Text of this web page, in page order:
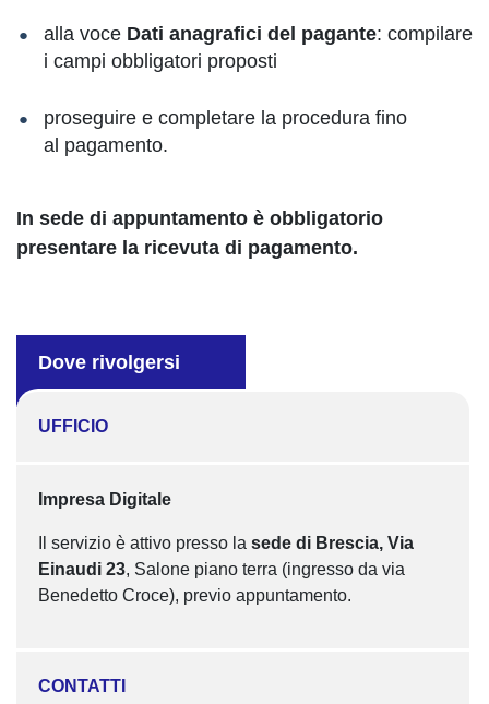
alla voce Dati anagrafici del pagante: compilare
i campi obbligatori proposti
proseguire e completare la procedura fino
al pagamento.
In sede di appuntamento è obbligatorio
presentare la ricevuta di pagamento.
Dove rivolgersi
UFFICIO
Impresa Digitale
Il servizio è attivo presso la sede di Brescia, Via
Einaudi 23, Salone piano terra (ingresso da via
Benedetto Croce), previo appuntamento.
CONTATTI